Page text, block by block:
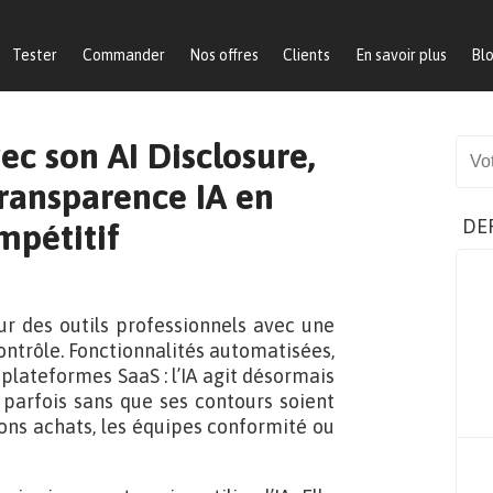
Tester Commander Nos offres Clients En savoir plus
son AI Disclosure,
IA en
des outils professionnels avec une
Fonctionnalités automatisées,
SaaS : l’IA agit désormais
sans que ses contours soient
achats, les équipes conformité ou